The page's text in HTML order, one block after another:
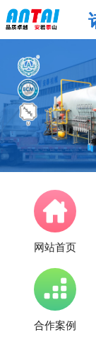
网站首页
合作案例